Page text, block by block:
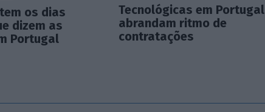
os dias
dizem as
Portugal
Tecnológicas em Portugal
abrandam ritmo de
contratações